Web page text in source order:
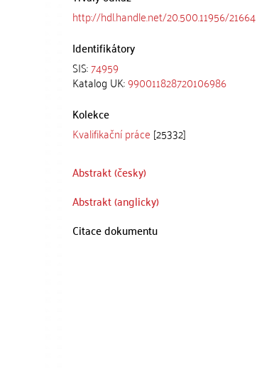
http://hdl.handle.net/20.500.11956/21664
Identifikátory
SIS:74959
Katalog UK:990011828720106986
Kolekce
Kvalifikační práce [25332]
Abstrakt (česky)
Abstrakt (anglicky)
Citace dokumentu